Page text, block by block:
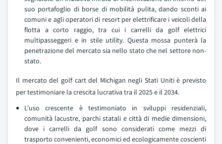
suo portafoglio di borse di mobilità pulita, dando sconti ai
comuni e agli operatori di resort per elettrificare i veicoli della
flotta a corto raggio, tra cui i carrelli da golf elettrici
multipasseggeri e in stile utility. Questa mossa punterà la
penetrazione del mercato sia nello stato che nel settore non-
stato.
Il mercato del golf cart del Michigan negli Stati Uniti è previsto
per testimoniare la crescita lucrativa tra il 2025 e il 2034.
L'uso crescente è testimoniato in sviluppi residenziali,
comunità lacustre, parchi statali e città di medie dimensioni,
dove i carrelli da golf sono considerati come mezzi di
trasporto convenienti, economici ed ecologicamente coscienti